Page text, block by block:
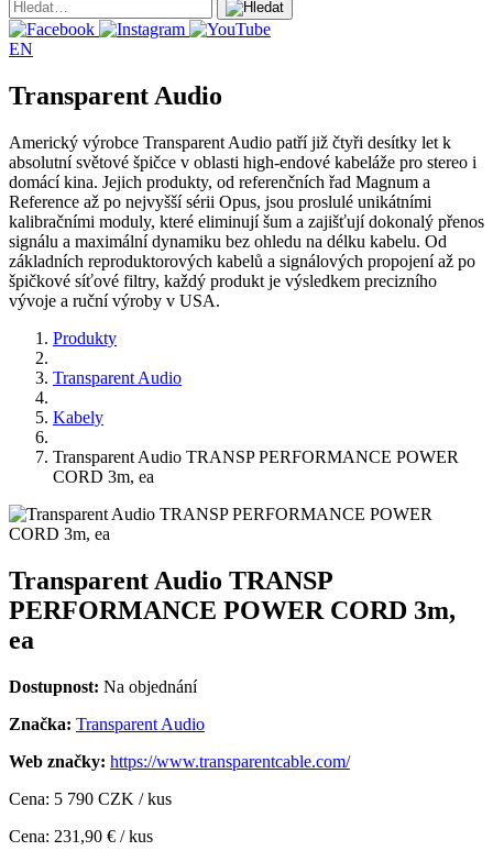
EN
Transparent Audio
Americký výrobce Transparent Audio patří již čtyři desítky let k
absolutní světové špičce v oblasti high-endové kabeláže pro stereo i
domácí kina. Jejich produkty, od referenčních řad Magnum a
Reference až po nejvyšší sérii Opus, jsou proslulé unikátními
kalibračními moduly, které eliminují šum a zajišťují dokonalý přenos
signálu a maximální dynamiku bez ohledu na délku kabelu. Od
základních reproduktorových kabelů a signálových propojení až po
špičkové síťové filtry, každý produkt je výsledkem precizního
vývoje a ruční výroby v USA.
Produkty
Transparent Audio
Kabely
Transparent Audio TRANSP PERFORMANCE POWER
CORD 3m, ea
Transparent Audio TRANSP
PERFORMANCE POWER CORD 3m,
ea
Dostupnost: Na objednání
Značka: Transparent Audio
Web značky: https://www.transparentcable.com/
Cena: 5 790 CZK / kus
Cena: 231,90 € / kus